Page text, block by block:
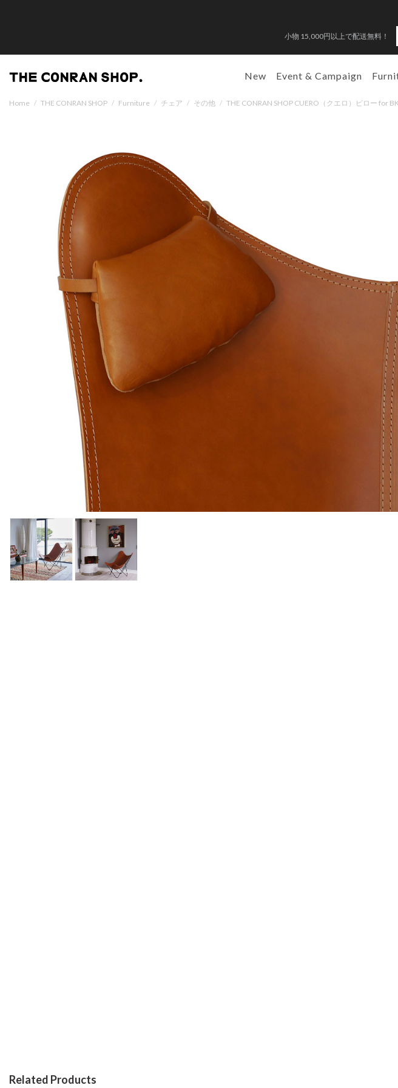
小物 15,000円以上で配送無料！
New Event & Campaign
Home / THE CONRAN SHOP / Furniture / チェア / その他 / THE CONRAN SHOP CUERO（クエロ）ピロー for
Related Products